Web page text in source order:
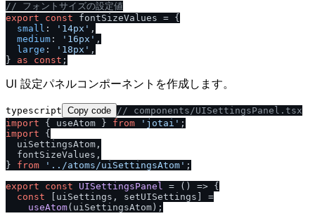
// フォントサイズの設定値
export
const fontSizeValues = {
small : '14px' ,
medium : '16px' ,
large : '18px' ,
} as const
UI 設定パネルコンポーネントを作成します。
typescript Copy code // components/UISettingsPanel.tsx
import { useAtom } from 'jotai'
import {
  uiSettingsAtom,
  fontSizeValues,
} from '.. /atoms/uiSettingsAtom' ;
export
const UISettingsPanel = ( ) => {
const [uiSettings, setUISettings] =
useAtom(uiSettingsAtom);